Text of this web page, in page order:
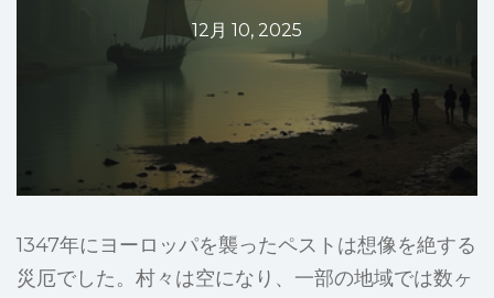
12月 10, 2025
1347年にヨーロッパを襲ったペストは想像を絶する
災厄でした。村々は空になり、一部の地域では数ヶ